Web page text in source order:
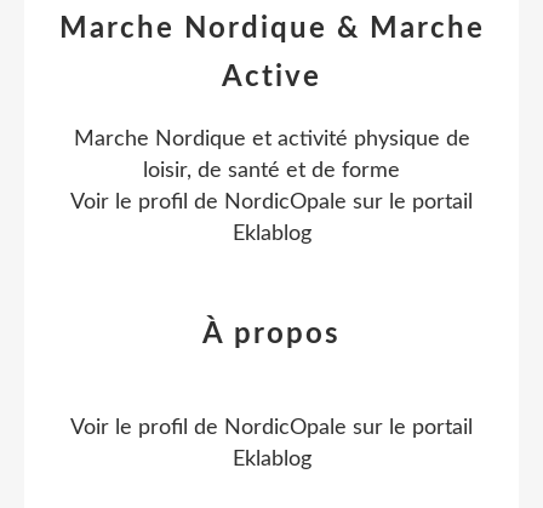
Marche Nordique & Marche
Active
Marche Nordique et activité physique de
loisir, de santé et de forme
Voir le profil de NordicOpale sur le portail
Eklablog
À propos
Voir le profil de NordicOpale sur le portail
Eklablog